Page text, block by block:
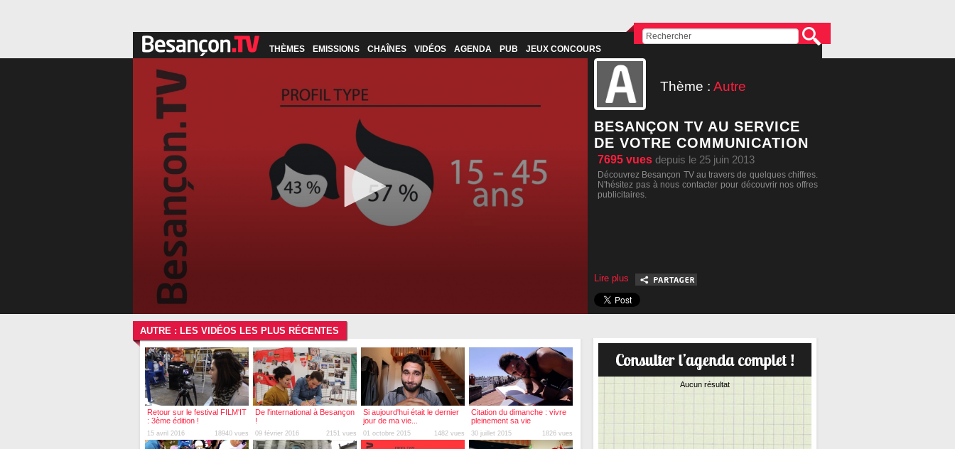
THÈMES EMISSIONS CHAÎNES VIDÉOS AGENDA PUB JEUX CONCOURS
Thème : Autre
BESANÇON TV AU SERVICE
DE VOTRE COMMUNICATION
7695 vues depuis le 25 juin 2013
Découvrez Besançon TV au travers de quelques chiffres.
N'hésitez pas à nous contacter pour découvrir nos offres
publicitaires.
Lire plus
AUTRE : LES VIDÉOS LES PLUS RÉCENTES
Retour sur le festival FILM'IT
: 3ème édition !
15 avril 2016 18940 vues
De l'international à Besançon
!
09 février 2016 2151 vues
Si aujourd'hui était le dernier
jour de ma vie...
01 octobre 2015 1482 vues
Citation du dimanche : vivre
pleinement sa vie
30 juillet 2015 1826 vues
Aucun résultat